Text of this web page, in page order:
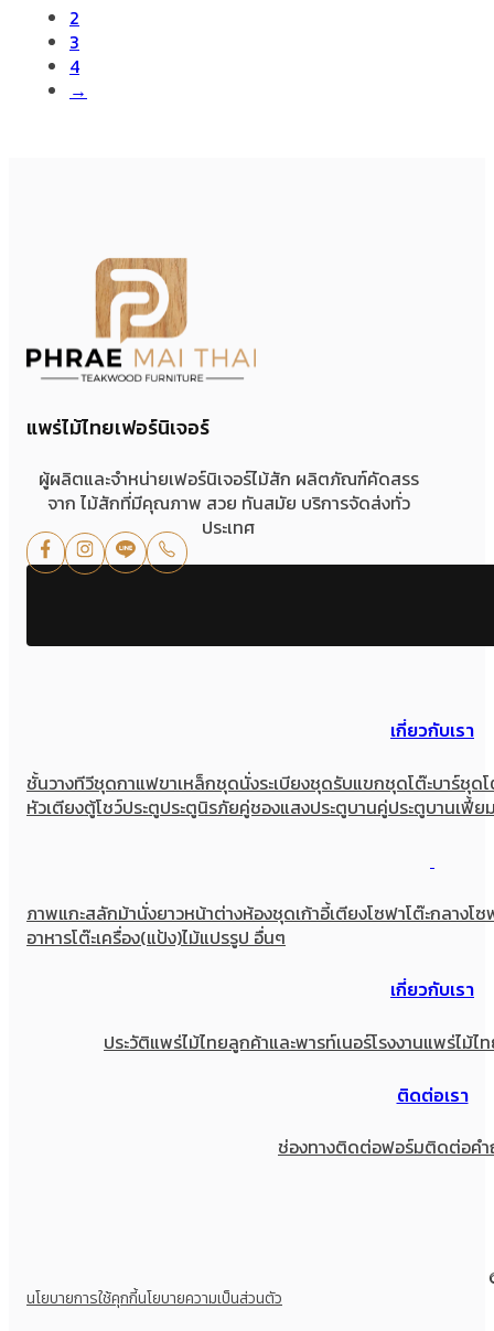
2
3
4
→
แพร่ไม้ไทยเฟอร์นิเจอร์
ผู้ผลิตและจำหน่ายเฟอร์นิเจอร์ไม้สัก ผลิตภัณฑ์คัดสรร
จาก ไม้สักที่มีคุณภาพ สวย ทันสมัย บริการจัดส่งทั่ว
ประเทศ
เกี่ยวกับเรา
ชั้นวางทีวีชุดกาแฟขาเหล็กชุดนั่งระเบียงชุดรับแขกชุดโต๊ะบาร์ชุดโ
หัวเตียงตู้โชว์ประตูประตูนิรภัยคู่ชองแสงประตูบานคู่ประตูบานเฟี้ย
ภาพแกะสลักม้านั่งยาวหน้าต่างห้องชุดเก้าอี้เตียงโซฟาโต๊ะกลางโซ
อาหารโต๊ะเครื่อง(แป้ง)ไม้แปรรูป อื่นๆ
เกี่ยวกับเรา
ประวัติแพร่ไม้ไทยลูกค้าและพารท์เนอร์โรงงานแพร่ไม้ไ
ติดต่อเรา
ช่องทางติดต่อฟอร์มติดต่อค
นโยบายการใช้คุกกี้นโยบายความเป็นส่วนตัว